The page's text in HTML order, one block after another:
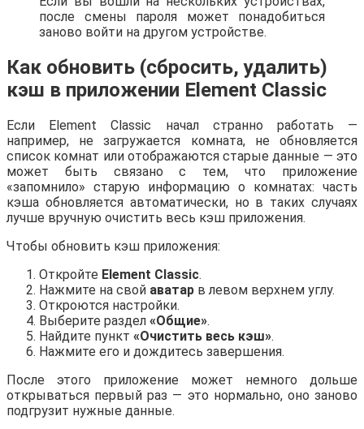
после смены пароля может понадобиться
заново войти на другом устройстве.
Как обновить (сбросить, удалить)
кэш в приложении Element Classic
Если Element Classic начал странно работать —
например, не загружается комната, не обновляется
список комнат или отображаются старые данные — это
может быть связано с тем, что приложение
«запомнило» старую информацию о комнатах: часть
кэша обновляется автоматически, но в таких случаях
лучше вручную очистить весь кэш приложения.
Чтобы обновить кэш приложения:
Откройте Element Classic.
Нажмите на свой аватар в левом верхнем углу.
Откроются настройки.
Выберите раздел «Общие».
Найдите пункт «Очистить весь кэш».
Нажмите его и дождитесь завершения.
После этого приложение может немного дольше
открываться первый раз — это нормально, оно заново
подгрузит нужные данные.